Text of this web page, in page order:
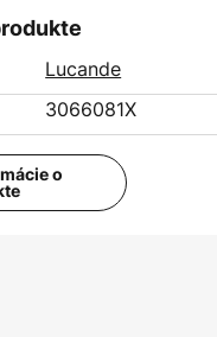
Lucande
3066081X
o